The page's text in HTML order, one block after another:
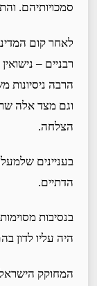
סמכויותיהם.
לאחר קום
הרבה ניסיונות
וגם מצד אלה
הצלחה.
בעניינים
הדתיים.
בנסיבות
היה עליו לדון
המחוקק